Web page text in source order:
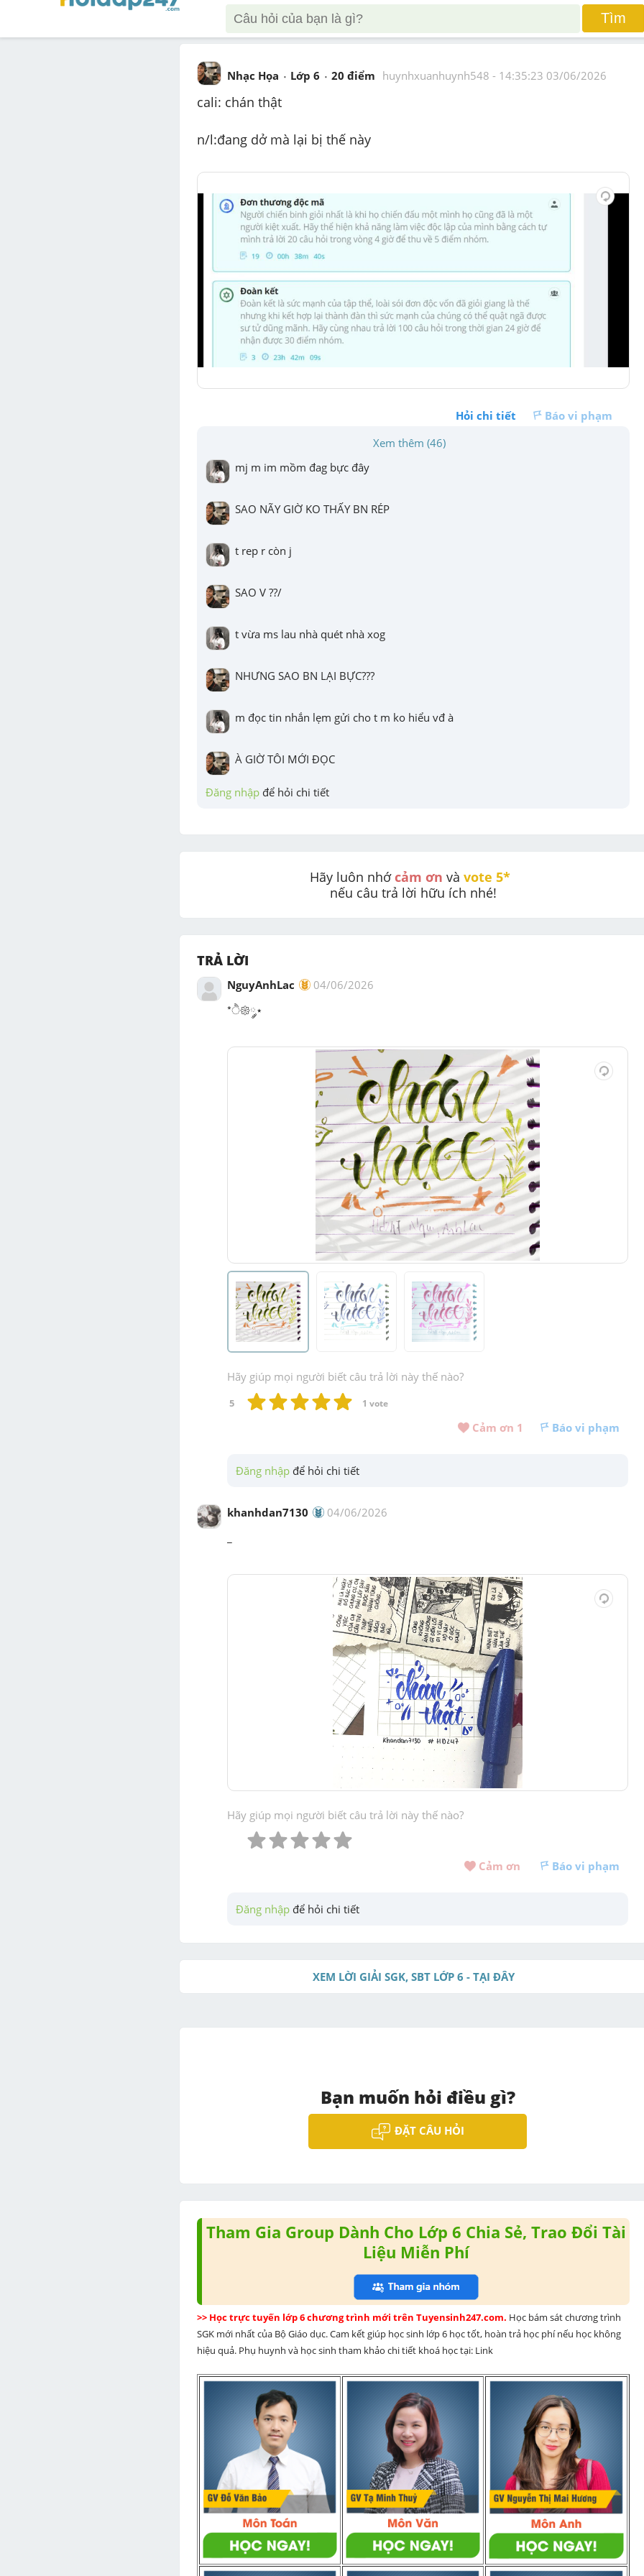
Tìm
Nhạc Họa Lớp 6 20 điểm huynhxuanhuynh548 - 14:35:23 03/06/2026
cali: chán thật
n/l:đang dở mà lại bị thế này
Hỏi chi tiết
Báo vi phạm
Xem thêm (46)
mj m im mồm đag bực đây
SAO NÃY GIỜ KO THẤY BN RÉP
t rep r còn j
SAO V ??/
t vừa ms lau nhà quét nhà xog
NHƯNG SAO BN LẠI BỰC???
m đọc tin nhắn lẹm gửi cho t m ko hiểu vđ à
À GIỜ TÔI MỚI ĐỌC
Đăng nhập để hỏi chi tiết
Hãy luôn nhớ cảm ơn và vote 5*
nếu câu trả lời hữu ích nhé!
TRẢ LỜI
NguyAnhLac
04/06/2026
*ੈ𑁍༘⋆
Hãy giúp mọi người biết câu trả lời này thế nào?
5 1 vote
Cảm ơn 1 Báo vi phạm
Đăng nhập để hỏi chi tiết
khanhdan7130
04/06/2026
Hãy giúp mọi người biết câu trả lời này thế nào?
Cảm ơn Báo vi phạm
Đăng nhập để hỏi chi tiết
XEM LỜI GIẢI SGK, SBT LỚP 6 - TẠI ĐÂY
Bạn muốn hỏi điều gì?
ĐẶT CÂU HỎI
Tham Gia Group Dành Cho Lớp 6 Chia Sẻ, Trao Đổi Tài
Liệu Miễn Phí
>> Học trực tuyến lớp 6 chương trình mới trên Tuyensinh247.com. Học bám sát chương trình
SGK mới nhất của Bộ Giáo dục. Cam kết giúp học sinh lớp 6 học tốt, hoàn trả học phí nếu học không
hiệu quả. Phụ huynh và học sinh tham khảo chi tiết khoá học tại: Link